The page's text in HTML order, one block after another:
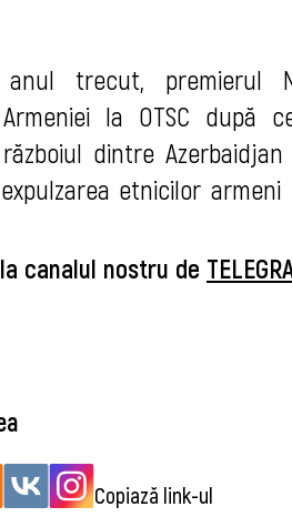
trecut, premierul
la OTSC după
dintre
etnicilor
canalul nostru de
Copiază link-ul